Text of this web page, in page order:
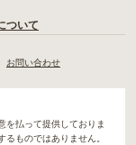
ついて
お問い合わせ
を払って提供しておりま
ものではありません。